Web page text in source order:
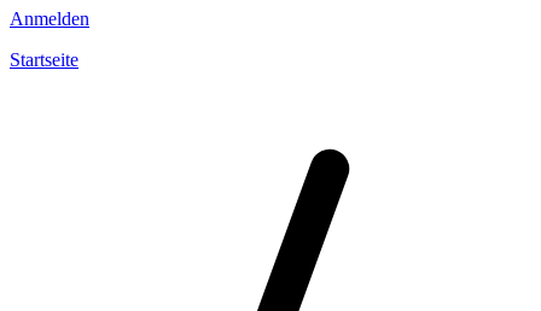
Anmelden
Startseite